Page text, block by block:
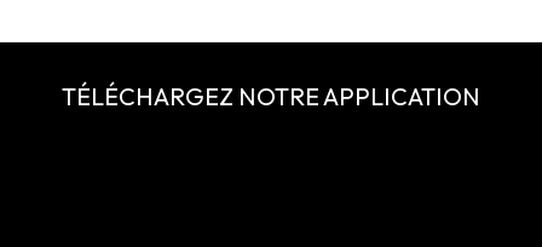
TÉLÉCHARGEZ NOTRE APPLICATION